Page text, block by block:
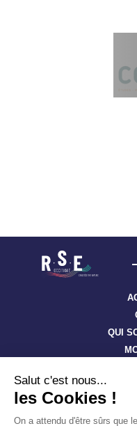
QUI
Suivez toute